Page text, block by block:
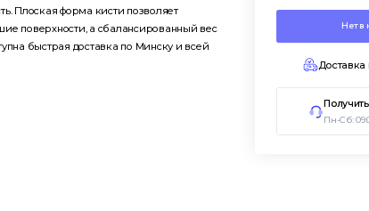
Плоская форма кисти позволяет
поверхности, а сбалансированный вес
быстрая доставка по Минску и всей
Нет в
Доставка
Пн-Сб: